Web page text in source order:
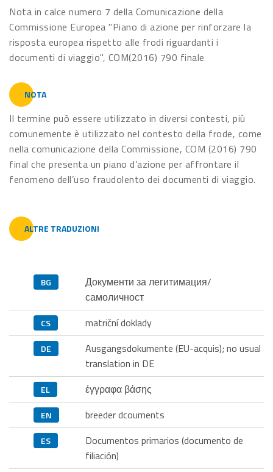
Nota in calce numero 7 della Comunicazione della
Commissione Europea "Piano di azione per rinforzare la
risposta europea rispetto alle frodi riguardanti i
documenti di viaggio", COM(2016) 790 finale
NOTA
Il termine può essere utilizzato in diversi contesti, più
comunemente è utilizzato nel contesto della frode, come
nella comunicazione della Commissione, COM (2016) 790
final che presenta un piano d’azione per affrontare il
fenomeno dell’uso fraudolento dei documenti di viaggio.
ALTRE TRADUZIONI
BG
Документи за легитимация/
самоличност
CS matriční doklady
DE
Ausgangsdokumente (EU-acquis); no usual
translation in DE
EL έγγραφα βάσης
EN breeder dcouments
ES
Documentos primarios (documento de
filiación)